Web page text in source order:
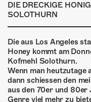
ÜBER UNS
SHOP
DIE DRECKIGE
SOLOTHURN
Die aus Los Angeles
Honey kommt am
Kofmehl Solothurn.
Wenn man heutzutage
dann schiessen den
aus den 70er und 80er
Genre viel mehr zu